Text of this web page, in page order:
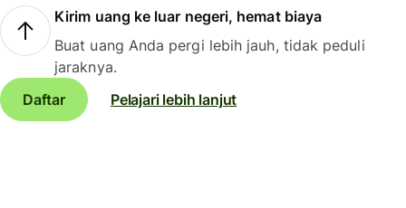
Kirim uang ke luar negeri, hemat biaya
Buat uang Anda pergi lebih jauh, tidak peduli
jaraknya.
Daftar
Pelajari lebih lanjut